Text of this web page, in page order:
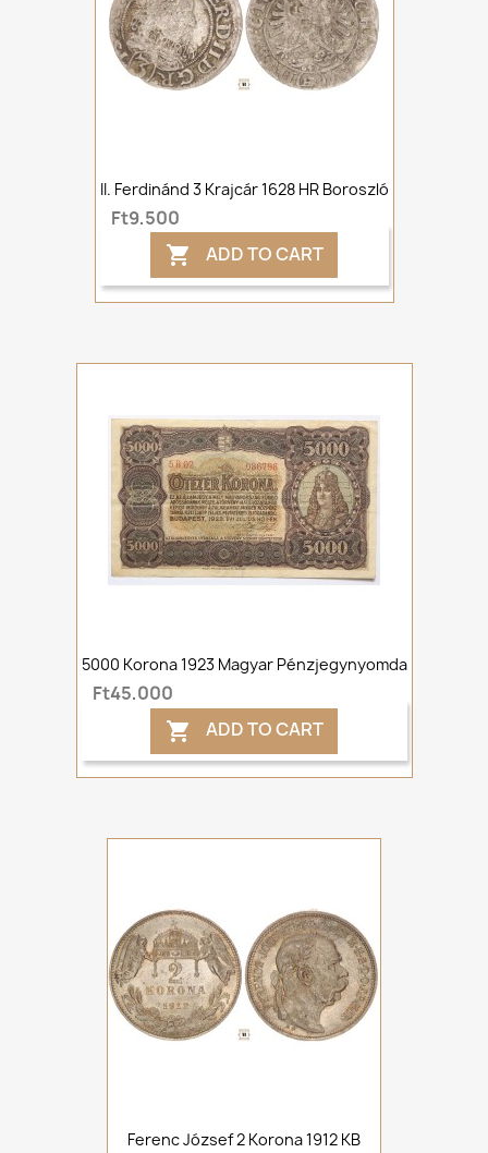
II. Ferdinánd 3 Krajcár 1628 HR Boroszló
Ft9,500
 ADD TO CART
5000 Korona 1923 Magyar Pénzjegynyomda
Ft45,000
 ADD TO CART
Ferenc József 2 Korona 1912 KB